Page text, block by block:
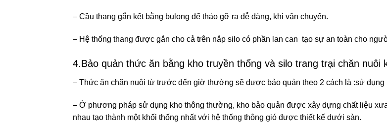
– Cầu thang gắn kết bằng bulong để tháo gỡ ra dễ dàng, khi vận chuyển.
– Hệ thống thang được gắn cho cả trên nắp silo có phần lan can tạo sự an toàn cho
4.Bảo quản thức ăn bằng kho truyền thống và silo trang trại chăn nuôi
– Thức ăn chăn nuôi từ trước đến giờ thường sẽ được bảo quản theo 2 cách là :sử
– Ở phương pháp sử dụng kho thông thường, kho bảo quản được xây dựng chất liệu
nhau tạo thành một khối thống nhất với hệ thống thông gió được thiết kế dưới sàn.